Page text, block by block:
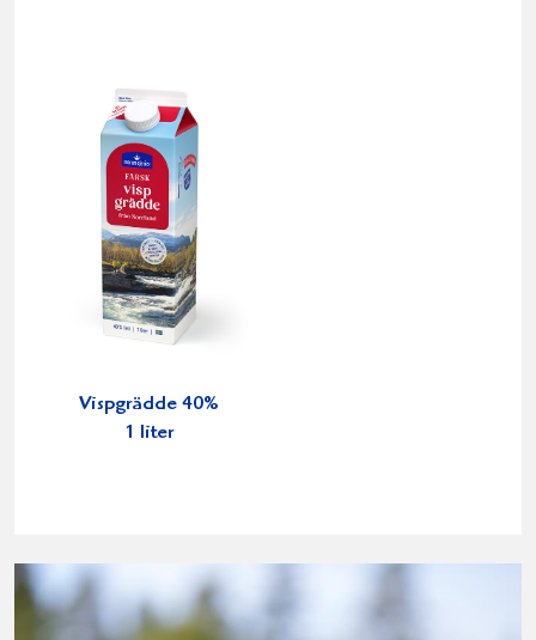
Vispgrädde 40%
1 liter